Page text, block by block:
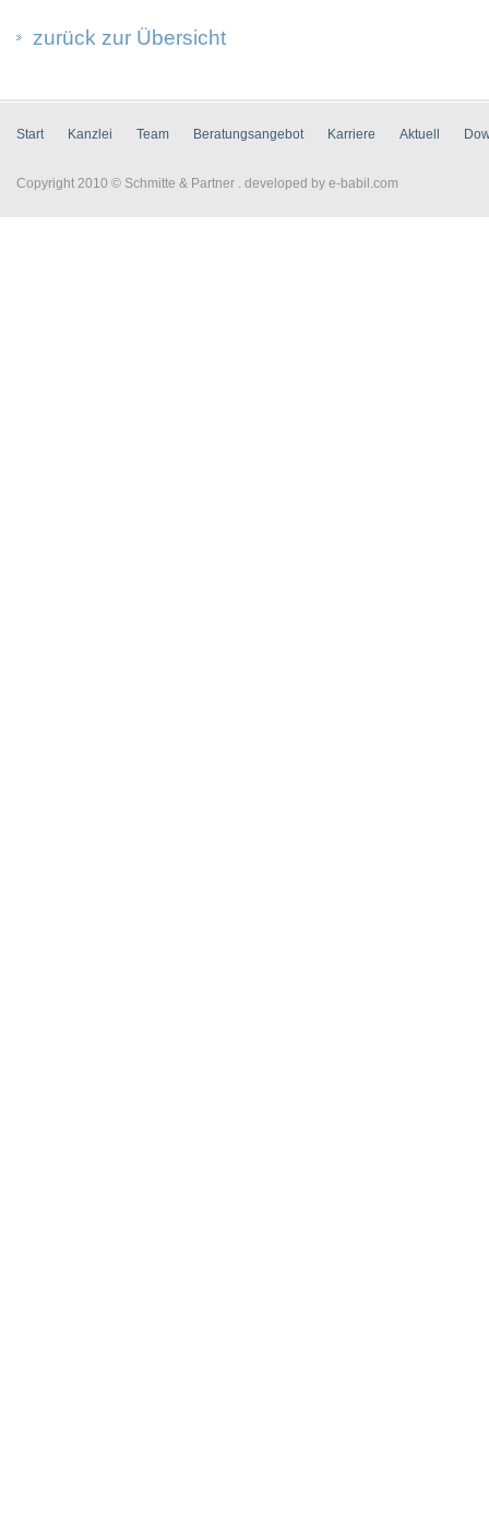
zurück zur Übersicht
Start Kanzlei Team Beratungsangebot Karriere Aktuell
Copyright 2010 © Schmitte & Partner . developed by e-babil.com